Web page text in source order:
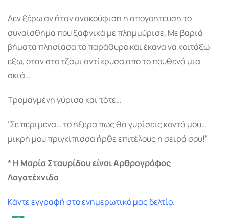
Δεν ξέρω αν ήταν ανακούφιση ή απογοήτευση το
συναίσθημα που ξαφνικά με πλημμύρισε. Με βαριά
βήματα πλησίασα το παράθυρο και έκανα να κοιτάξω
έξω, όταν στο τζάμι αντίκρυσα από το πουθενά μια
σκιά…
Τρομαγμένη γύρισα και τότε…
‘Σε περίμενα… το ήξερα πως θα γυρίσεις κοντά μου…
μικρή μου πριγκίπισσα ήρθε επιτέλους η σειρά σου!’
* Η Μαρία Σταυρίδου είναιΑρθρογράφος
Λογοτέχνιδα
Κάντε εγγραφή στο ενημερωτικό μας δελτίο.